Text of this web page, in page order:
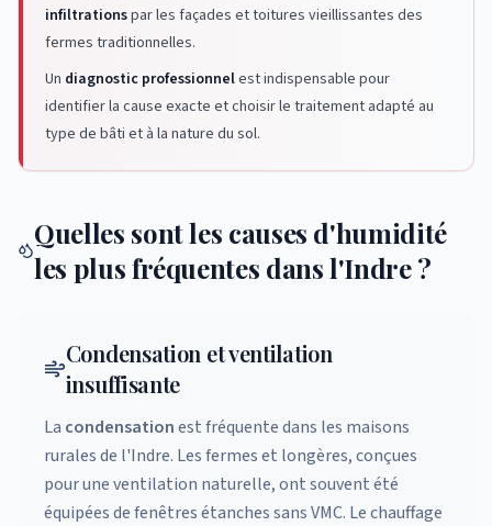
infiltrationspar les façades et toitures vieillissantes des
fermes traditionnelles.
Un diagnostic professionnelest indispensable pour
identifier la cause exacte et choisir le traitement adapté au
type de bâti et à la nature du sol.
Quelles sont les causes d'humidité
les plus fréquentes dans l'Indre ?
Condensation et ventilation
insuffisante
La condensationest fréquente dans les maisons
rurales de l'Indre. Les fermes et longères, conçues
pour une ventilation naturelle, ont souvent été
équipées de fenêtres étanches sans VMC. Le chauffage